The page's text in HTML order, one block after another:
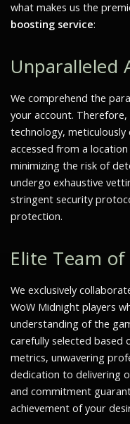
what makes us the
boosting service:
Unparalleled
We comprehend the
your account.
technology,
accessed from a
minimizing the risk of
undergo exhaustive
stringent security
protection.
Elite Team
We exclusively
WoW Midnight players
understanding of the
carefully selected based
metrics, unwavering
dedication to delivering
and commitment
achievement of your